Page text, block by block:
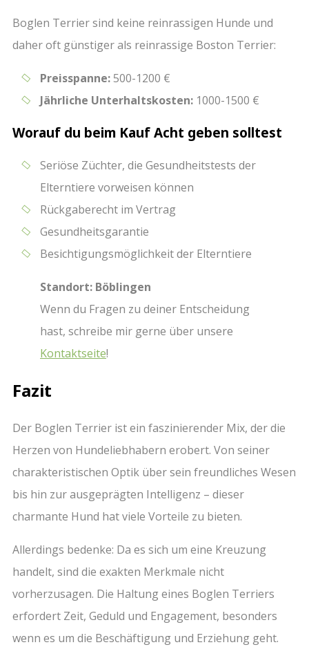
Boglen Terrier sind keine reinrassigen Hunde und
daher oft günstiger als reinrassige Boston Terrier:
Preisspanne:500-1200 €
Jährliche Unterhaltskosten: 1000-1500 €
Worauf du beim Kauf Acht geben solltest
Seriöse Züchter, die Gesundheitstests der
Elterntiere vorweisen können
Rückgaberecht im Vertrag
Gesundheitsgarantie
Besichtigungsmöglichkeit der Elterntiere
Standort: Böblingen
Wenn du Fragen zu deiner Entscheidung
hast, schreibe mir gerne über unsere
Kontaktseite!
Fazit
Der Boglen Terrier ist ein faszinierender Mix, der die
Herzen von Hundeliebhabern erobert. Von seiner
charakteristischen Optik über sein freundliches Wesen
bis hin zur ausgeprägten Intelligenz – dieser
charmante Hund hat viele Vorteile zu bieten.
Allerdings bedenke: Da es sich um eine Kreuzung
handelt, sind die exakten Merkmale nicht
vorherzusagen. Die Haltung eines Boglen Terriers
erfordert Zeit, Geduld und Engagement, besonders
wenn es um die Beschäftigung und Erziehung geht.